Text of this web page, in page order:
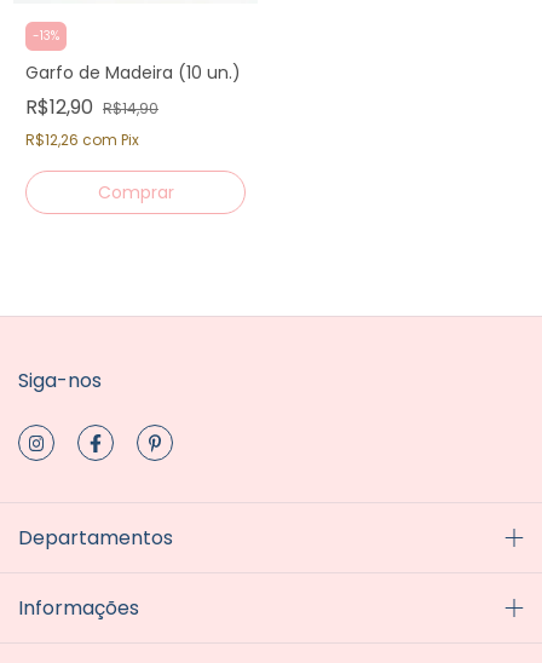
-13%
Garfo de Madeira (10 un.)
R$12,90 R$14,90
R$12,26 com Pix
Siga-nos
Departamentos
Informações